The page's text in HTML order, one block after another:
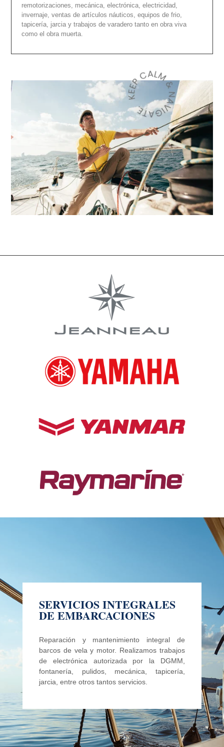
remotorizaciones, mecánica, electrónica, electricidad,
invernaje, ventas de artículos náuticos, equipos de frio,
tapicería, jarcia y trabajos de varadero tanto en obra viva
como el obra muerta.
SERVICIOS INTEGRALES
DE EMBARCACIONES
Reparación y mantenimiento integral de
barcos de vela y motor. Realizamos trabajos
de electrónica autorizada por la DGMM,
fontanería, pulidos, mecánica, tapicería,
jarcia, entre otros tantos servicios.